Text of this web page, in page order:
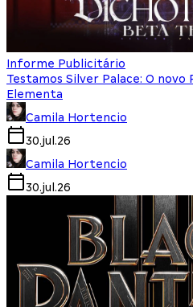
Informe Publicitário
Testamos Silver Palace: O novo
Elementa
Camila Hortencio
30.jul.26
Camila Hortencio
30.jul.26